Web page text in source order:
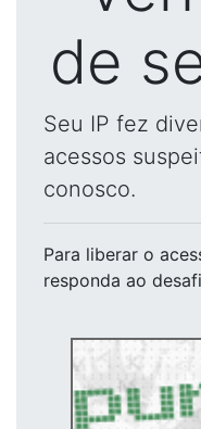
de
Seu IP fez
acessos
conosco.
Para liberar o
responda ao